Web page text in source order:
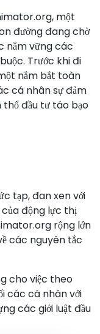
một
đường đang chờ
nắm vững các
Trước khi đi
nắm bắt toàn
cá nhân sự đảm
thổ đầu tư táo bạo
tạp, đan xen với
của động lực thị
rộng lớn
các nguyên tắc
cho việc theo
các cá nhân với
các giới luật đầu